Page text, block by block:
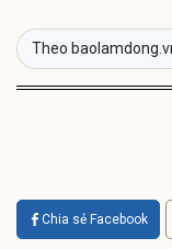
Theo
Chia sẻ Facebook